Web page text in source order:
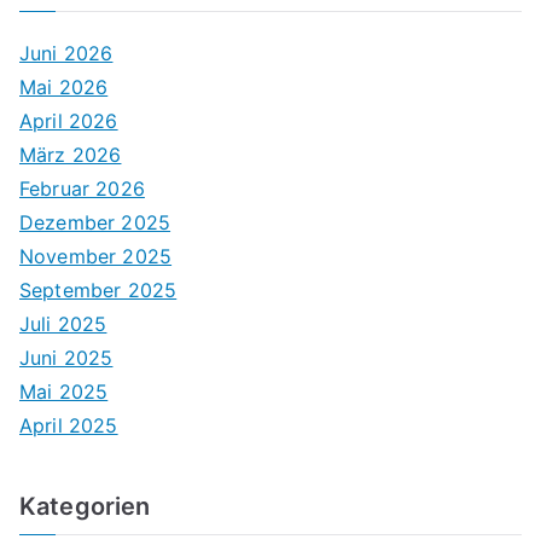
Juni 2026
Mai 2026
April 2026
März 2026
Februar 2026
Dezember 2025
November 2025
September 2025
Juli 2025
Juni 2025
Mai 2025
April 2025
Kategorien